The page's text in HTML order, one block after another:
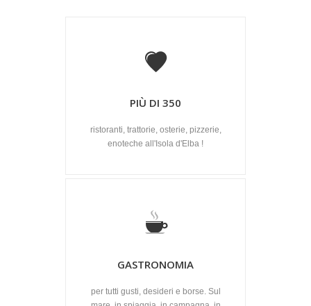
PIÙ DI 350
ristoranti, trattorie, osterie, pizzerie,
enoteche all'Isola d'Elba !
GASTRONOMIA
per tutti gusti, desideri e borse. Sul